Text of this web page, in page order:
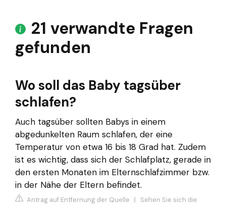
21 verwandte Fragen
gefunden
Wo soll das Baby tagsüber
schlafen?
Auch tagsüber sollten Babys in einem
abgedunkelten Raum schlafen, der eine
Temperatur von etwa 16 bis 18 Grad hat. Zudem
ist es wichtig, dass sich der Schlafplatz, gerade in
den ersten Monaten im Elternschlafzimmer bzw.
in der Nähe der Eltern befindet.
Antrag auf Entfernung der Quelle | Sehen Sie sich die